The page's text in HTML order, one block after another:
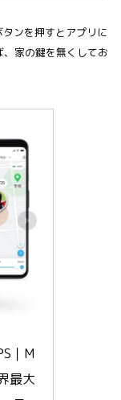
ンを押すとアプリに
家の鍵を無くしてお
｜M
最大